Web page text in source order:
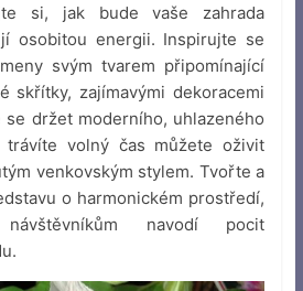
si, jak bude vaše zahrada
osobitou energii. Inspirujte se
svým tvarem připomínající
skřítky, zajímavými dekoracemi
se držet moderního, uhlazeného
trávíte volný čas můžete oživit
venkovským stylem. Tvořte a
o harmonickém prostředí,
navodí pocit